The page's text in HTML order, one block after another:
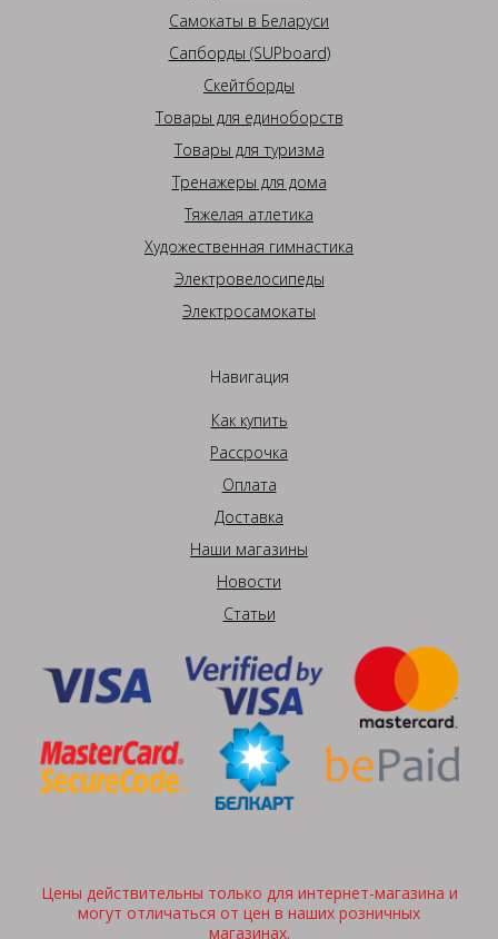
Самокаты в Беларуси
Сапборды (SUPboard)
Скейтборды
Товары для единоборств
Товары для туризма
Тренажеры для дома
Тяжелая атлетика
Художественная гимнастика
Электровелосипеды
Электросамокаты
Навигация
Как купить
Рассрочка
Оплата
Доставка
Наши магазины
Новости
Статьи
Цены действительны только для интернет-магазина и
могут отличаться от цен в наших розничных
магазинах.